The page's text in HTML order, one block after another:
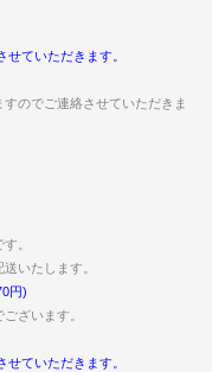
ていただきます。
のでご連絡させていただきま
。
いたします。
円)
ざいます。
ていただきます。